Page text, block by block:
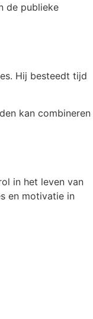
de publieke
Hij besteedt tijd
kan combineren
in het leven van
en motivatie in